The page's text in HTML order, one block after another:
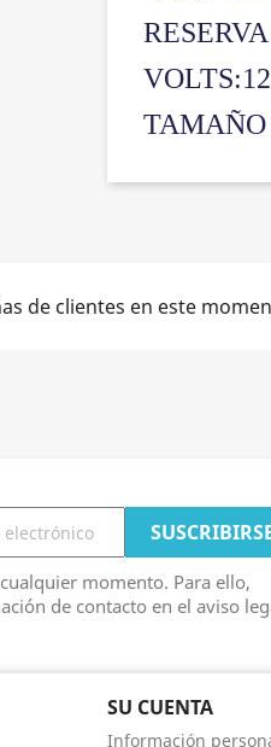
VOLTS:12
TAMAÑO
de clientes en este
momento. Para ello,
de contacto en el aviso
SU CUENTA
Información